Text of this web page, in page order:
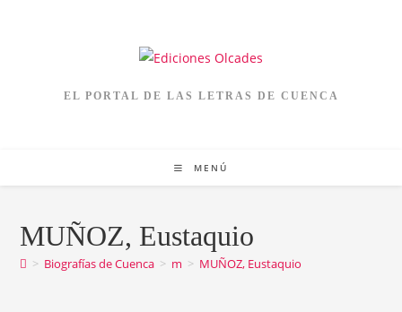
EL PORTAL DE LAS LETRAS DE CUENCA
MENÚ
MUÑOZ, Eustaquio
> Biografías de Cuenca > m > MUÑOZ, Eustaquio